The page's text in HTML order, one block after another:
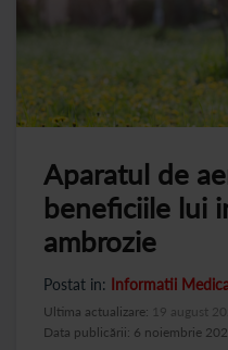
Aparatul de
beneficiile lui
ambrozie
Postat in: Informatii
Data publicării: 6 noiembrie
Ultima actualizare: 19 august